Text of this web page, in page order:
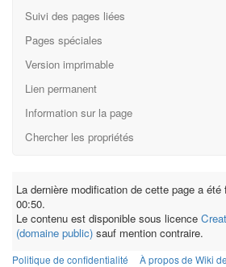
Suivi des pages liées
Pages spéciales
Version imprimable
Lien permanent
Information sur la page
Chercher les propriétés
La dernière modification de cette page a
00:50.
Le contenu est disponible sous licence
(domaine public) sauf mention contraire.
Politique de confidentialité À propos de Wiki